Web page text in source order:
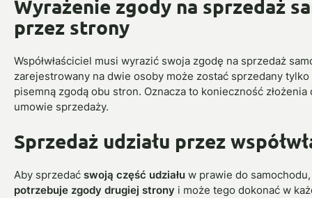
Wyrażenie zgody na sprzedaż
przez strony
Współwłaściciel musi wyrazić swoja zgodę na sprzedaż
zarejestrowany na dwie osoby może zostać sprzedany tylko
pisemną zgodą obu stron. Oznacza to konieczność
umowie sprzedaży.
Sprzedaż udziału przez
Aby sprzedać swoją część udziału w prawie do
potrzebuje zgody drugiej strony i może tego dokonać w